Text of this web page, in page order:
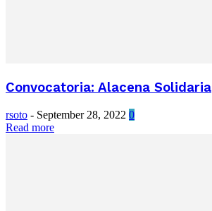
Convocatoria: Alacena Solidaria
rsoto - September 28, 2022 0
Read more